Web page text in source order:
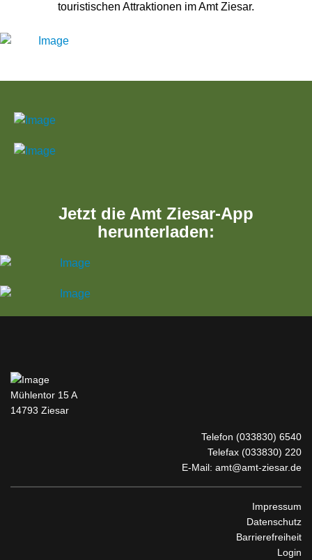
touristischen Attraktionen im Amt Ziesar.
Jetzt die Amt Ziesar-App
herunterladen:
Mühlentor 15 A
14793 Ziesar
Telefon (033830) 6540
Telefax (033830) 220
E-Mail: amt@amt-ziesar.de
Impressum
Datenschutz
Barrierefreiheit
Login